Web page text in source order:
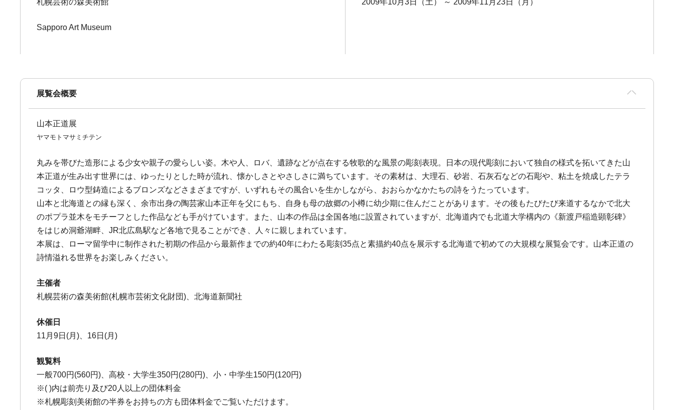
札幌芸術の森美術館
Sapporo Art Museum
2009年10月3日（土） ～ 2009年11月23日（月）
展覧会概要
山本正道展
ヤマモトマサミチテン
丸みを帯びた造形による少女や親子の愛らしい姿。木や人、ロバ、遺跡などが点在する牧歌的な風景の彫刻表現。日本の現代彫刻において独自の様式を拓いてきた山
本正道が生み出す世界には、ゆったりとした時が流れ、懐かしさとやさしさに満ちています。その素材は、大理石、砂岩、石灰石などの石彫や、粘土を焼成したテラ
コッタ、ロウ型鋳造によるブロンズなどさまざまですが、いずれもその風合いを生かしながら、おおらかなかたちの詩をうたっています。
山本と北海道との縁も深く、余市出身の陶芸家山本正年を父にもち、自身も母の故郷の小樽に幼少期に住んだことがあります。その後もたびたび来道するなかで北大
のポプラ並木をモチーフとした作品なども手がけています。また、山本の作品は全国各地に設置されていますが、北海道内でも北道大学構内の《新渡戸稲造顕彰碑》
をはじめ洞爺湖畔、JR北広島駅など各地で見ることができ、人々に親しまれています。
本展は、ローマ留学中に制作された初期の作品から最新作までの約40年にわたる彫刻35点と素描約40点を展示する北海道で初めての大規模な展覧会です。山本正道の
詩情溢れる世界をお楽しみください。
主催者
札幌芸術の森美術館(札幌市芸術文化財団)、北海道新聞社
休催日
11月9日(月)、16日(月)
観覧料
一般700円(560円)、高校・大学生350円(280円)、小・中学生150円(120円)
※( )内は前売り及び20人以上の団体料金
※札幌彫刻美術館の半券をお持ちの方も団体料金でご覧いただけます。